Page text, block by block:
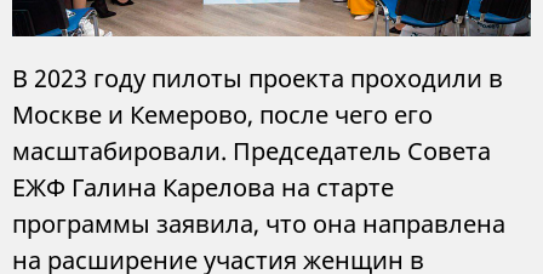
В 2023 году пилоты проекта проходили в
Москве и Кемерово, после чего его
масштабировали. Председатель Совета
ЕЖФ Галина Карелова на старте
программы заявила, что она направлена
на расширение участия женщин в